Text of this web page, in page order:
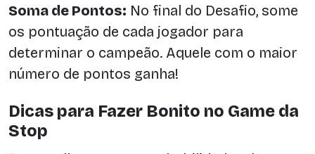
Soma de Pontos: No final do Desafio, some
os pontuação de cada jogador para
determinar o campeão. Aquele com o maior
número de pontos ganha!
Dicas para Fazer Bonito no Game da
Stop